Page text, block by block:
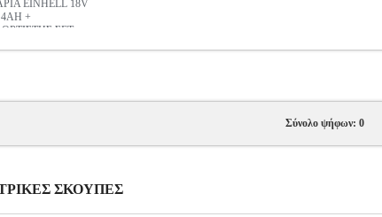
EINHELL 18V
+
ΣΕΤ
Σύνολο ψήφων: 0
ΣΚΟΥΠΕΣ